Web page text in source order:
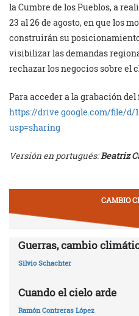
la Cumbre de los Pueblos, a
23 al 26 de agosto, en que los
construirán su
visibilizar las demandas
rechazar los negocios sobre el
Para acceder a la grabación del
https://drive.google.com/file/d/
usp=sharing
Versión en portugués:Beatriz
CAMBIO
Guerras, cambio
Silvio Schachter
Cuando el cielo arde
Ramón Contreras López